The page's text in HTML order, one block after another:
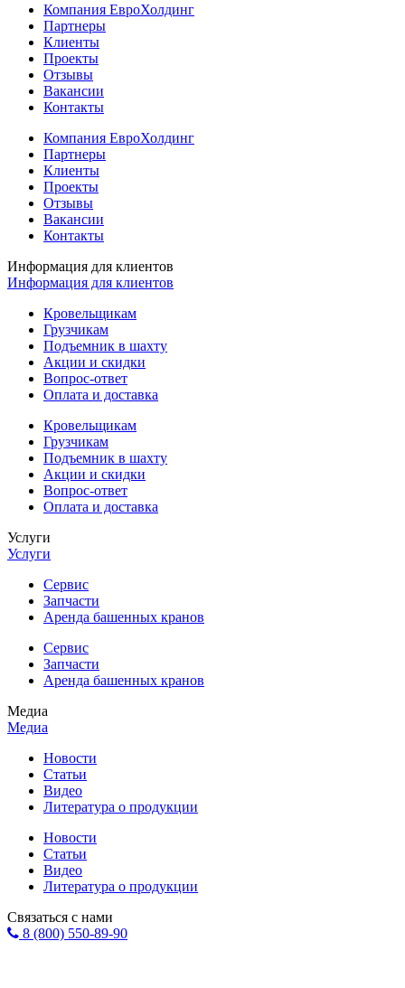
Компания ЕвроХолдинг
Партнеры
Клиенты
Проекты
Отзывы
Вакансии
Контакты
Компания ЕвроХолдинг
Партнеры
Клиенты
Проекты
Отзывы
Вакансии
Контакты
Информация для клиентов
Информация для клиентов
Кровельщикам
Грузчикам
Подъемник в шахту
Акции и скидки
Вопрос-ответ
Оплата и доставка
Кровельщикам
Грузчикам
Подъемник в шахту
Акции и скидки
Вопрос-ответ
Оплата и доставка
Услуги
Услуги
Сервис
Запчасти
Аренда башенных кранов
Сервис
Запчасти
Аренда башенных кранов
Медиа
Медиа
Новости
Статьи
Видео
Литература о продукции
Новости
Статьи
Видео
Литература о продукции
Связаться с нами
8 (800) 550-89-90